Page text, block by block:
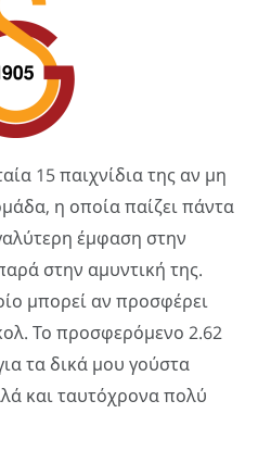
15 παιχνίδια της αν μη
η οποία παίζει πάντα
έμφαση στην
στην αμυντική της.
μπορεί αν προσφέρει
Το προσφερόμενο 2.62
τα δικά μου γούστα
και ταυτόχρονα πολύ